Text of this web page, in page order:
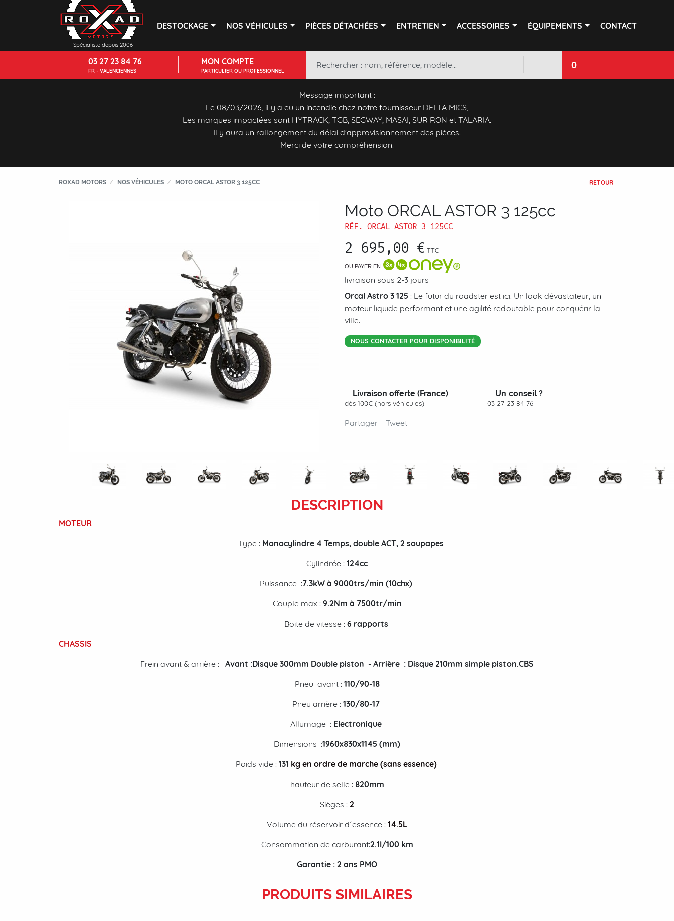
Spécialiste depuis 2006
DESTOCKAGE NOS VÉHICULES PIÈCES DÉTACHÉES ENTRETIEN ACCESSOIRES ÉQUIPEMENTS CONTACT
03 27 23 84 76
FR - VALENCIENNES
MON COMPTE
PARTICULIER OU PROFESSIONNEL
0
Message important :
Le 08/03/2026, il y a eu un incendie chez notre fournisseur DELTA MICS,
Les marques impactées sont HYTRACK, TGB, SEGWAY, MASAI, SUR RON et TALARIA.
Il y aura un rallongement du délai d'approvisionnement des pièces.
Merci de votre compréhension.
ROXAD MOTORS NOS VÉHICULES MOTO ORCAL ASTOR 3 125CC RETOUR
Moto ORCAL ASTOR 3 125cc
RÉF. ORCAL ASTOR 3 125CC
2 695,00 € TTC
OU PAYER EN
livraison sous 2-3 jours
Orcal Astro 3 125 : Le futur du roadster est ici. Un look dévastateur, un
moteur liquide performant et une agilité redoutable pour conquérir la
ville.
NOUS CONTACTER POUR DISPONIBILITÉ
Livraison offerte (France)
dès 100€ (hors véhicules)
Un conseil ?
03 27 23 84 76
Partager Tweet
DESCRIPTION
MOTEUR
Type : Monocylindre 4 Temps, double ACT, 2 soupapes
Cylindrée : 124cc
Puissance :7.3kW à 9000trs/min (10chx)
Couple max : 9.2Nm à 7500tr/min
Boite de vitesse : 6 rapports
CHASSIS
Frein avant & arrière :
Avant :Disque 300mm Double piston - Arrière : Disque 210mm simple piston.CBS
Pneu avant : 110/90-18
Pneu arrière : 130/80-17
Allumage : Electronique
Dimensions :1960x830x1145 (mm)
Poids vide : 131 kg en ordre de marche (sans essence)
hauteur de selle : 820mm
Sièges : 2
Volume du réservoir d´essence : 14.5L
Consommation de carburant:2.1l/100 km
Garantie : 2 ans PMO
PRODUITS SIMILAIRES